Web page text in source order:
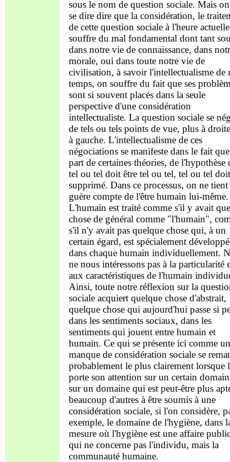
sous le nom de question sociale. Mais
se dire dire que la considération, le
de cette question sociale à l'heure actuelle
souffre du mal fondamental dont tant
dans notre vie de connaissance, dans
morale, oui dans toute notre vie de
civilisation, à savoir l'intellectualisme de
temps, on souffre du fait que ses
sont si souvent placés dans la seule
perspective d'une considération
intellectualiste. La question sociale se
de tels ou tels points de vue, plus à
à gauche. L'intellectualisme de ces
négociations se manifeste dans le fait
part de certaines théories, de l'hypothèse
tel ou tel doit être tel ou tel, tel ou tel
supprimé. Dans ce processus, on ne tient
guère compte de l'être humain lui-même.
L'humain est traité comme s'il y avait
chose de général comme "l'humain",
s'il n'y avait pas quelque chose qui, à un
certain égard, est spécialement développé
dans chaque humain individuellement.
ne nous intéressons pas à la particularité
aux caractéristiques de l'humain
Ainsi, toute notre réflexion sur la
sociale acquiert quelque chose d'abstrait,
quelque chose qui aujourd'hui passe si
dans les sentiments sociaux, dans les
sentiments qui jouent entre humain et
humain. Ce qui se présente ici comme un
manque de considération sociale se
probablement le plus clairement lorsque
porte son attention sur un certain
sur un domaine qui est peut-être plus
beaucoup d'autres à être soumis à une
considération sociale, si l'on considère,
exemple, le domaine de l'hygiène, dans
mesure où l'hygiène est une affaire
qui ne concerne pas l'individu, mais la
communauté humaine.